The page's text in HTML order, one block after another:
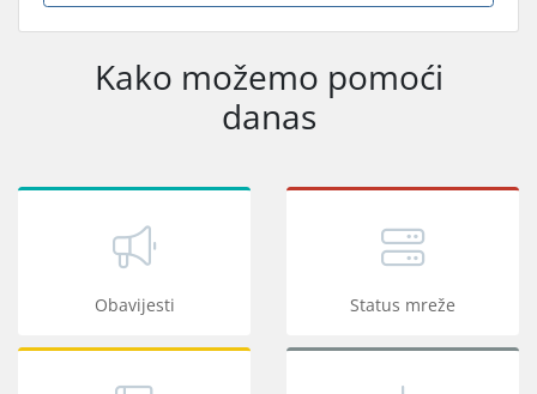
Kako možemo pomoći
danas
Obavijesti Status mreže